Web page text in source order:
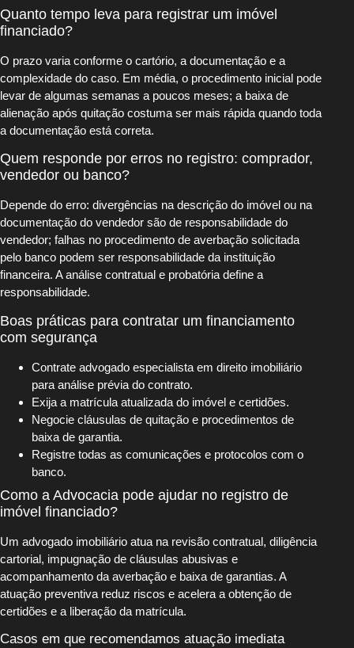
Quanto tempo leva para registrar um imóvel
financiado?
O prazo varia conforme o cartório, a documentação e a
complexidade do caso. Em média, o procedimento inicial pode
levar de algumas semanas a poucos meses; a baixa de
alienação após quitação costuma ser mais rápida quando toda
a documentação está correta.
Quem responde por erros no registro: comprador,
vendedor ou banco?
Depende do erro: divergências na descrição do imóvel ou na
documentação do vendedor são de responsabilidade do
vendedor; falhas no procedimento de averbação solicitada
pelo banco podem ser responsabilidade da instituição
financeira. A análise contratual e probatória define a
responsabilidade.
Boas práticas para contratar um financiamento
com segurança
Contrate advogado especialista em direito imobiliário
para análise prévia do contrato.
Exija a matrícula atualizada do imóvel e certidões.
Negocie cláusulas de quitação e procedimentos de
baixa de garantia.
Registre todas as comunicações e protocolos com o
banco.
Como a Advocacia pode ajudar no registro de
imóvel financiado?
Um advogado imobiliário atua na revisão contratual, diligência
cartorial, impugnação de cláusulas abusivas e
acompanhamento da averbação e baixa de garantias. A
atuação preventiva reduz riscos e acelera a obtenção de
certidões e a liberação da matrícula.
Casos em que recomendamos atuação imediata